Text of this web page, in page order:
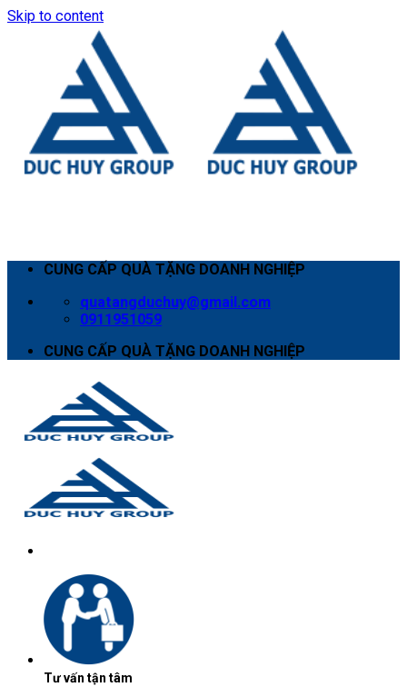
Skip to content
CUNG CẤP QUÀ TẶNG DOANH NGHIỆP
quatangduchuy@gmail.com
0911951059
CUNG CẤP QUÀ TẶNG DOANH NGHIỆP
Tư vấn tận tâm